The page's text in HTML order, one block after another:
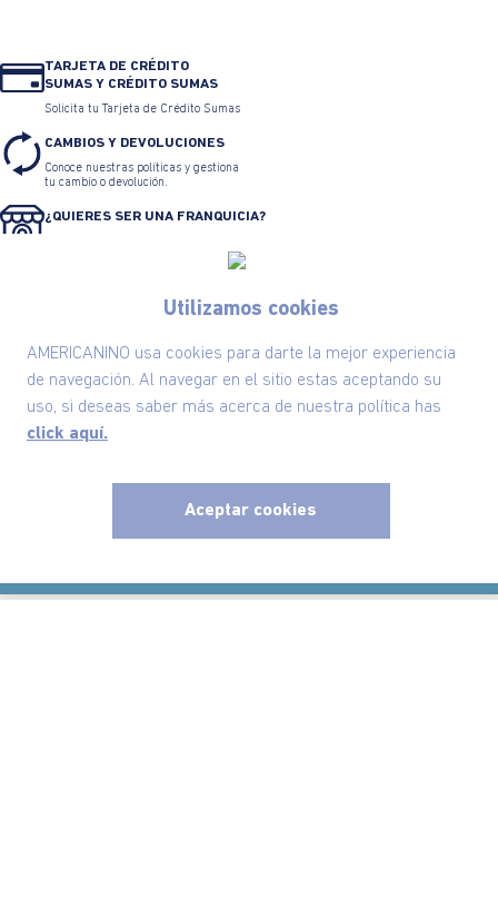
Utilizamos cookies
AMERICANINO usa cookies para darte la mejor experiencia
de navegación. Al navegar en el sitio estas aceptando su
uso, si deseas saber más acerca de nuestra política has
click aquí.
Aceptar cookies
TARJETA DE CRÉDITO
SUMAS Y CRÉDITO SUMAS
Solicita tu Tarjeta de Crédito Sumas
CAMBIOS Y DEVOLUCIONES
Conoce nuestras políticas y gestiona
tu cambio o devolución.
¿QUIERES SER UNA FRANQUICIA?
Conoce aquí nuestros canales de
Suscríbete ahora nuestro Newsletter y recibe